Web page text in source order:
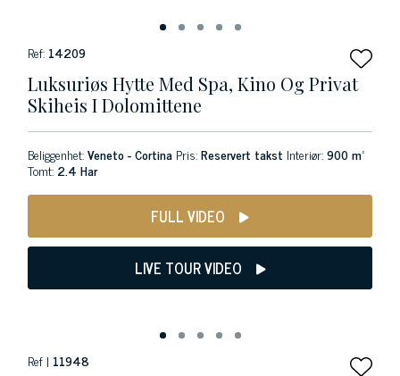
Ref: 14209
Luksuriøs Hytte Med Spa, Kino Og Privat
Skiheis I Dolomittene
Beliggenhet:Veneto - Cortina Pris:Reservert takst Interiør:900 m²
Tomt: 2.4 Har
FULL VIDEO
LIVE TOUR VIDEO
Ref | 11948